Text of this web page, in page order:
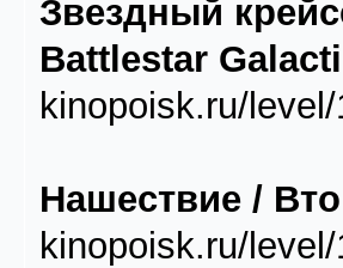
Звездный
Battlestar
kinopoisk.ru/
Нашествие /
kinopoisk.ru/